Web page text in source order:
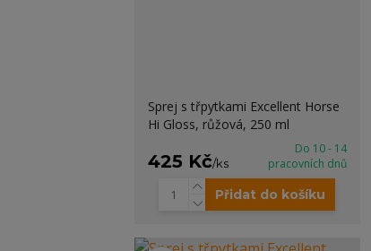
Sprej s třpytkami Excellent Horse
Hi Gloss, růžová, 250 ml
425 Kč/ks
Do 10 - 14
pracovních dnů
Přidat do košíku